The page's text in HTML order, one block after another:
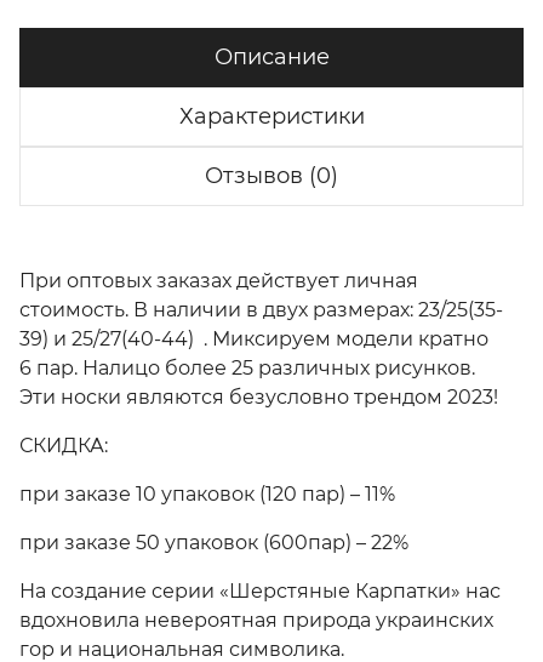
Описание
Характеристики
Отзывов (0)
При оптовых заказах действует личная
стоимость. В наличии в двух размерах: 23/25(35-
39) и 25/27(40-44) . Миксируем модели кратно
6 пар. Налицо более 25 различных рисунков.
Эти носки являются безусловно трендом 2023!
СКИДКА:
при заказе 10 упаковок (120 пар) – 11%
при заказе 50 упаковок (600пар) – 22%
На создание серии «Шерстяные Карпатки» нас
вдохновила невероятная природа украинских
гор и национальная символика.